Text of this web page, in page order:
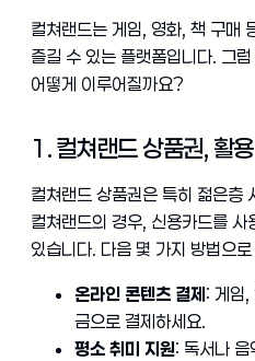
컬쳐랜드는 게임, 영화, 책 구매
즐길 수 있는 플랫폼입니다. 그
어떻게 이루어질까요?
1. 컬쳐랜드 상품권, 활
컬쳐랜드 상품권은 특히 젊은층
컬쳐랜드의 경우, 신용카드를 사
있습니다. 다음 몇 가지 방법으
온라인 콘텐츠 결제: 게임,
금으로 결제하세요.
평소 취미 지원: 독서나